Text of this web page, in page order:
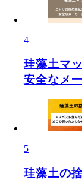
4
珪藻土マ
安全なメ
5
珪藻土の